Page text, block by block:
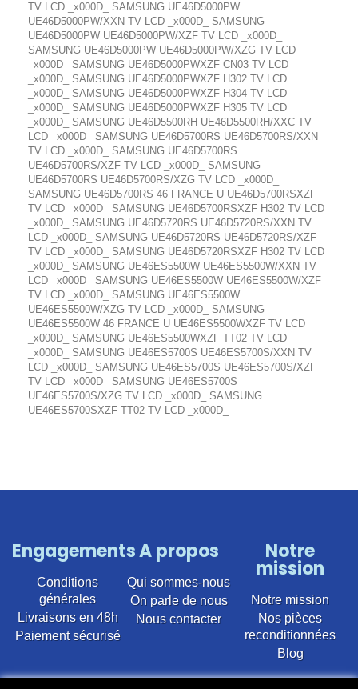
TV LCD _x000D_ SAMSUNG UE46D5000PW
UE46D5000PW/XXN TV LCD _x000D_ SAMSUNG
UE46D5000PW UE46D5000PW/XZF TV LCD _x000D_
SAMSUNG UE46D5000PW UE46D5000PW/XZG TV LCD
_x000D_ SAMSUNG UE46D5000PWXZF CN03 TV LCD
_x000D_ SAMSUNG UE46D5000PWXZF H302 TV LCD
_x000D_ SAMSUNG UE46D5000PWXZF H304 TV LCD
_x000D_ SAMSUNG UE46D5000PWXZF H305 TV LCD
_x000D_ SAMSUNG UE46D5500RH UE46D5500RH/XXC TV
LCD _x000D_ SAMSUNG UE46D5700RS UE46D5700RS/XXN
TV LCD _x000D_ SAMSUNG UE46D5700RS
UE46D5700RS/XZF TV LCD _x000D_ SAMSUNG
UE46D5700RS UE46D5700RS/XZG TV LCD _x000D_
SAMSUNG UE46D5700RS 46 FRANCE U UE46D5700RSXZF
TV LCD _x000D_ SAMSUNG UE46D5700RSXZF H302 TV LCD
_x000D_ SAMSUNG UE46D5720RS UE46D5720RS/XXN TV
LCD _x000D_ SAMSUNG UE46D5720RS UE46D5720RS/XZF
TV LCD _x000D_ SAMSUNG UE46D5720RSXZF H302 TV LCD
_x000D_ SAMSUNG UE46ES5500W UE46ES5500W/XXN TV
LCD _x000D_ SAMSUNG UE46ES5500W UE46ES5500W/XZF
TV LCD _x000D_ SAMSUNG UE46ES5500W
UE46ES5500W/XZG TV LCD _x000D_ SAMSUNG
UE46ES5500W 46 FRANCE U UE46ES5500WXZF TV LCD
_x000D_ SAMSUNG UE46ES5500WXZF TT02 TV LCD
_x000D_ SAMSUNG UE46ES5700S UE46ES5700S/XXN TV
LCD _x000D_ SAMSUNG UE46ES5700S UE46ES5700S/XZF
TV LCD _x000D_ SAMSUNG UE46ES5700S
UE46ES5700S/XZG TV LCD _x000D_ SAMSUNG
UE46ES5700SXZF TT02 TV LCD _x000D_
Engagements
Conditions
générales
Livraisons en 48h
Paiement sécurisé
A propos
Qui sommes-nous
On parle de nous
Nous contacter
Notre
mission
Notre mission
Nos pièces
reconditionnées
Blog